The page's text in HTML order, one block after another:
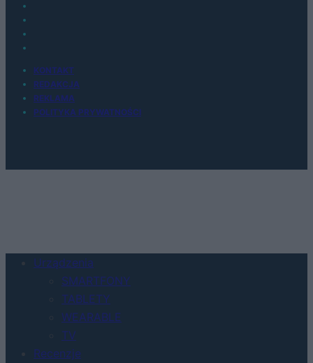
KONTAKT
REDAKCJA
REKLAMA
POLITYKA PRYWATNOŚCI
Urządzenia
SMARTFONY
TABLETY
WEARABLE
TV
Recenzje